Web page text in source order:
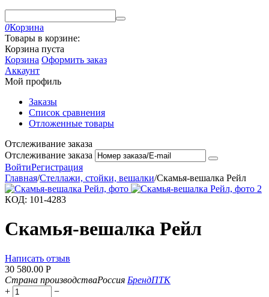
0Корзина
Товары в корзине:
Корзина пуста
Корзина Оформить заказ
Аккаунт
Мой профиль
Заказы
Список сравнения
Отложенные товары
Отслеживание заказа
Отслеживание заказа
ВойтиРегистрация
Главная/Стеллажи, стойки, вешалки/Скамья-вешалка Рейл
КОД: 101-4283
Скамья-вешалка Рейл
Написать отзыв
30 580.00 Р
Страна производстваРоссия БрендПТК
+
−